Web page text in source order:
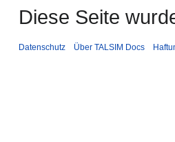
Diese Seite
Datenschutz Über TALSIM Docs